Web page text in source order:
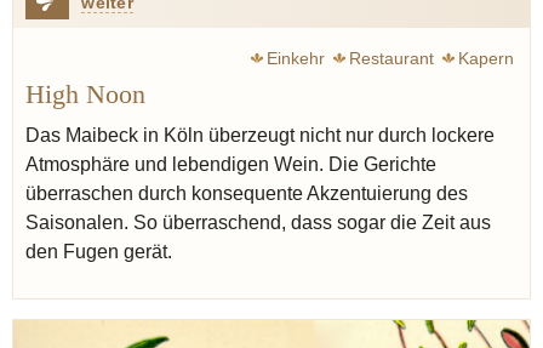
Einkehr Restaurant Kapern
High Noon
Das Maibeck in Köln überzeugt nicht nur durch lockere
Atmosphäre und lebendigen Wein. Die Gerichte
überraschen durch konsequente Akzentuierung des
Saisonalen. So überraschend, dass sogar die Zeit aus
den Fugen gerät.